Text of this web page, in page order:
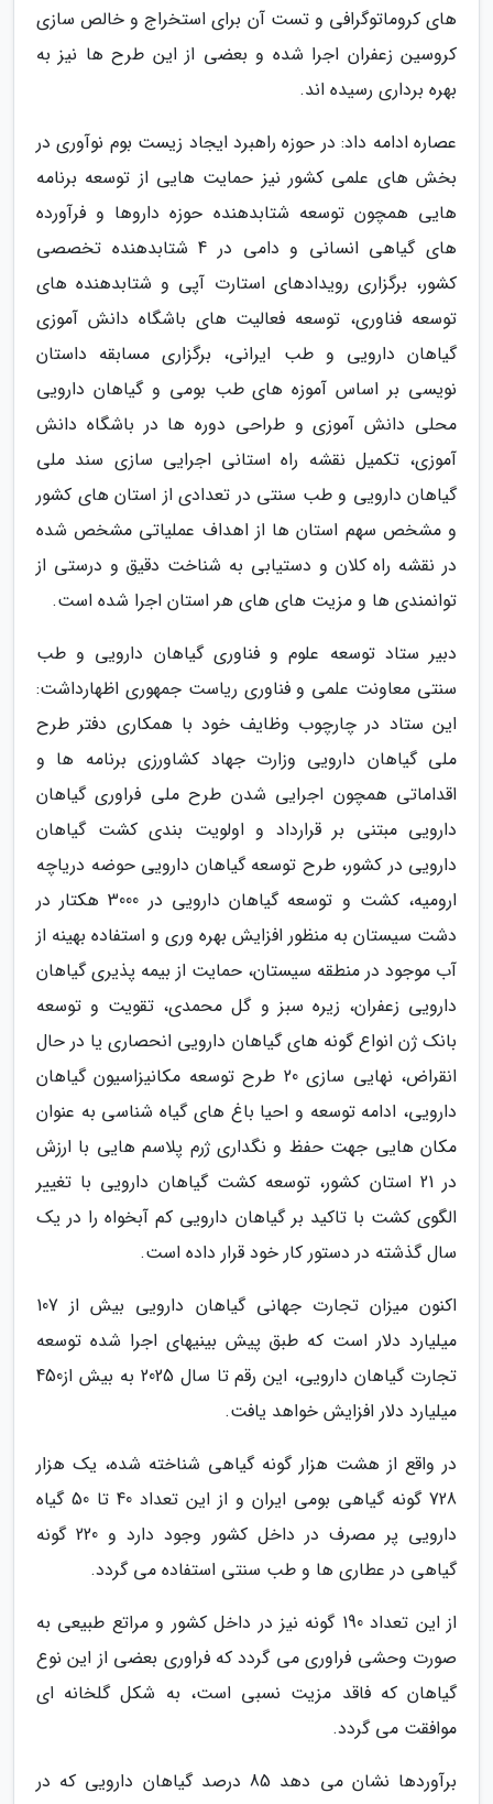
های کروماتوگرافی و تست آن برای استخراج و خالص سازی
کروسین زعفران اجرا شده و بعضی از این طرح ها نیز به
بهره برداری رسیده اند.
عصاره ادامه داد: در حوزه راهبرد ایجاد زیست بوم نوآوری در
بخش های علمی کشور نیز حمایت هایی از توسعه برنامه
هایی همچون توسعه شتابدهنده حوزه داروها و فرآورده
های گیاهی انسانی و دامی در 4 شتابدهنده تخصصی
کشور، برگزاری رویدادهای استارت آپی و شتابدهنده های
توسعه فناوری، توسعه فعالیت های باشگاه دانش آموزی
گیاهان دارویی و طب ایرانی، برگزاری مسابقه داستان
نویسی بر اساس آموزه های طب بومی و گیاهان دارویی
محلی دانش آموزی و طراحی دوره ها در باشگاه دانش
آموزی، تکمیل نقشه راه استانی اجرایی سازی سند ملی
گیاهان دارویی و طب سنتی در تعدادی از استان های کشور
و مشخص سهم استان ها از اهداف عملیاتی مشخص شده
در نقشه راه کلان و دستیابی به شناخت دقیق و درستی از
توانمندی ها و مزیت های های هر استان اجرا شده است.
دبیر ستاد توسعه علوم و فناوری گیاهان دارویی و طب
سنتی معاونت علمی و فناوری ریاست جمهوری اظهارداشت:
این ستاد در چارچوب وظایف خود با همکاری دفتر طرح
ملی گیاهان دارویی وزارت جهاد کشاورزی برنامه ها و
اقداماتی همچون اجرایی شدن طرح ملی فراوری گیاهان
دارویی مبتنی بر قرارداد و اولویت بندی کشت گیاهان
دارویی در کشور، طرح توسعه گیاهان دارویی حوضه دریاچه
ارومیه، کشت و توسعه گیاهان دارویی در 3000 هکتار در
دشت سیستان به منظور افزایش بهره وری و استفاده بهینه از
آب موجود در منطقه سیستان، حمایت از بیمه پذیری گیاهان
دارویی زعفران، زیره سبز و گل محمدی، تقویت و توسعه
بانک ژن انواع گونه های گیاهان دارویی انحصاری یا در حال
انقراض، نهایی سازی 20 طرح توسعه مکانیزاسیون گیاهان
دارویی، ادامه توسعه و احیا باغ های گیاه شناسی به عنوان
مکان هایی جهت حفظ و نگداری ژرم پلاسم هایی با ارزش
در 21 استان کشور، توسعه کشت گیاهان دارویی با تغییر
الگوی کشت با تاکید بر گیاهان دارویی کم آبخواه را در یک
سال گذشته در دستور کار خود قرار داده است.
اکنون میزان تجارت جهانی گیاهان دارویی بیش از 107
میلیارد دلار است که طبق پیش بینیهای اجرا شده توسعه
تجارت گیاهان دارویی، این رقم تا سال 2025 به بیش از450
میلیارد دلار افزایش خواهد یافت.
در واقع از هشت هزار گونه گیاهی شناخته شده، یک هزار
728 گونه گیاهی بومی ایران و از این تعداد 40 تا 50 گیاه
دارویی پر مصرف در داخل کشور وجود دارد و 220 گونه
گیاهی در عطاری ها و طب سنتی استفاده می گردد.
از این تعداد 190 گونه نیز در داخل کشور و مراتع طبیعی به
صورت وحشی فراوری می گردد که فراوری بعضی از این نوع
گیاهان که فاقد مزیت نسبی است، به شکل گلخانه ای
موافقت می گردد.
برآوردها نشان می دهد 85 درصد گیاهان دارویی که در